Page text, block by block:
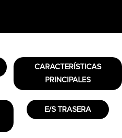
CARACTERÍSTICAS
PRINCIPALES
E/S TRASERA